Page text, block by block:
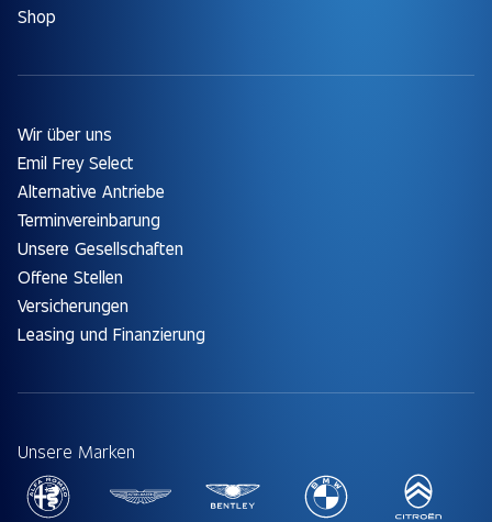
Shop
Wir über uns
Emil Frey Select
Alternative Antriebe
Terminvereinbarung
Unsere Gesellschaften
Offene Stellen
Versicherungen
Leasing und Finanzierung
Unsere Marken